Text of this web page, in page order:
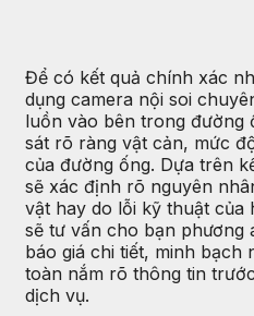
Để có kết quả chính xác
dụng camera nội soi
luồn vào bên trong đường
sát rõ ràng vật cản, mức
của đường ống. Dựa trên
sẽ xác định rõ nguyên
vật hay do lỗi kỹ thuật
sẽ tư vấn cho bạn phương
báo giá chi tiết, minh bạch
toàn nắm rõ thông tin
dịch vụ.